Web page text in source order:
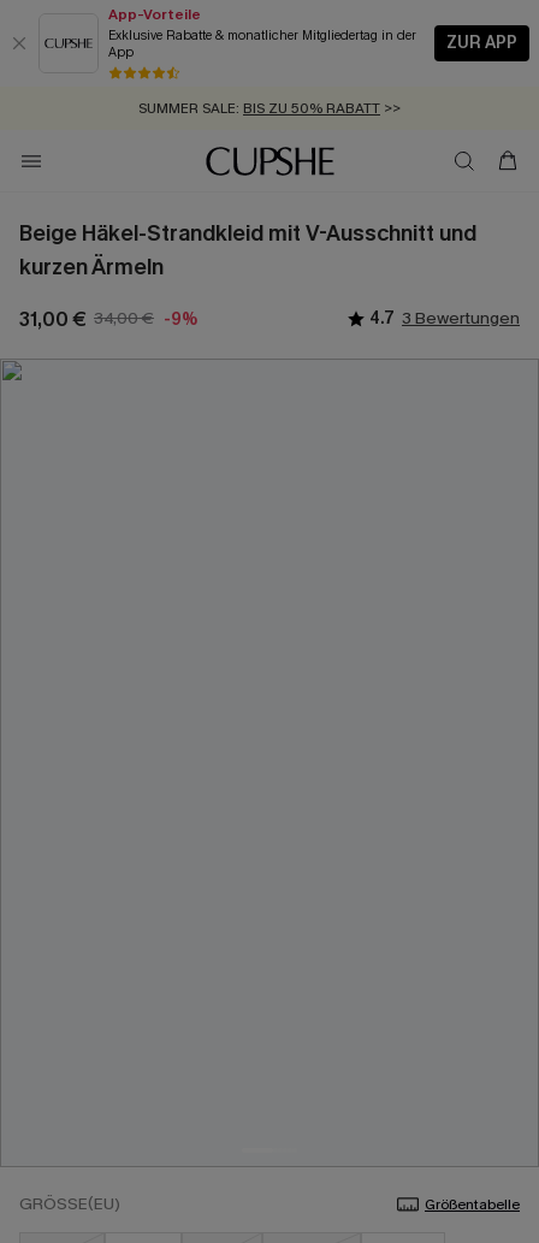
App-Vorteile
Exklusive Rabatte & monatlicher Mitgliedertag in der
App
ZUR APP
GRATIS MASSBAND MIT JEDEM SCHNELLVERSAND-ARTIKEL >>
SUMMER SALE: BIS ZU 50% RABATT >>
ZUM NEWSLETTER:BIS ZU -20% EXTRA ERHALTEN
KOSTENLOSER VERSAND AB 89 €
Beige Häkel-Strandkleid mit V-Ausschnitt und
kurzen Ärmeln
31,00 € 34,00 € -9% 4.7 3 Bewertungen
GRÖSSE(EU) Größentabelle